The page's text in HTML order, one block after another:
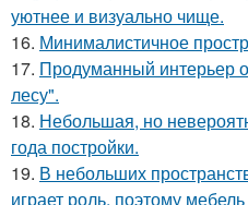
уютнее и визуально чище.
16. Минималистичное
17. Продуманный интерьер
лесу".
18. Небольшая, но
года постройки.
19. В небольших
играет роль, поэтому